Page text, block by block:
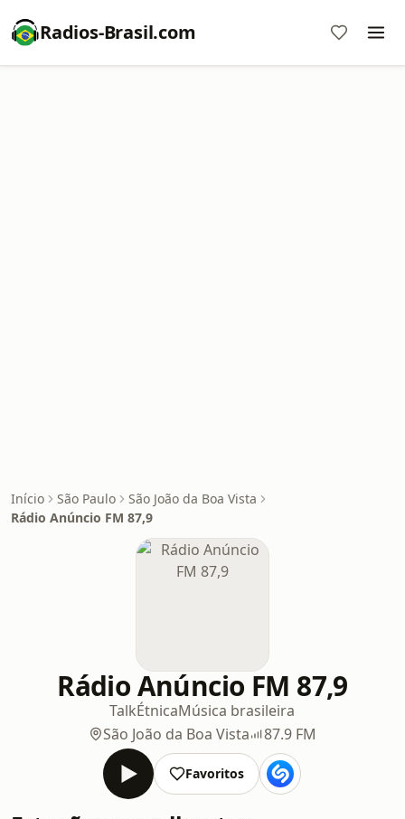
Radios-Brasil.com
Início São Paulo
São João da Boa Vista
Rádio Anúncio FM 87,9
Rádio Anúncio FM 87,9
TalkÉtnicaMúsica brasileira
São João da Boa Vista
87.9 FM
Favoritos